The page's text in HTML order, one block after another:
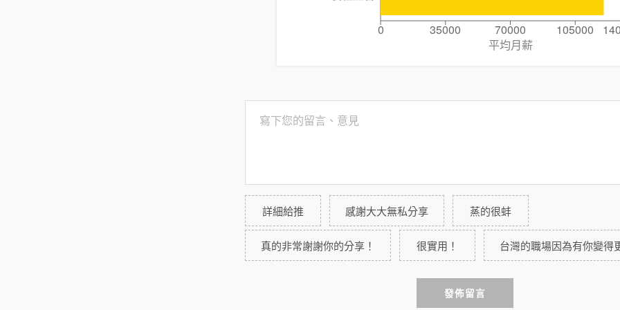
0 35000 70000 105000
平均月薪
詳細給推 感謝大大無私分享 蒸的很蚌
真的非常謝謝你的分享！ 很實用！ 台灣的職場因為有你變得
發佈留言